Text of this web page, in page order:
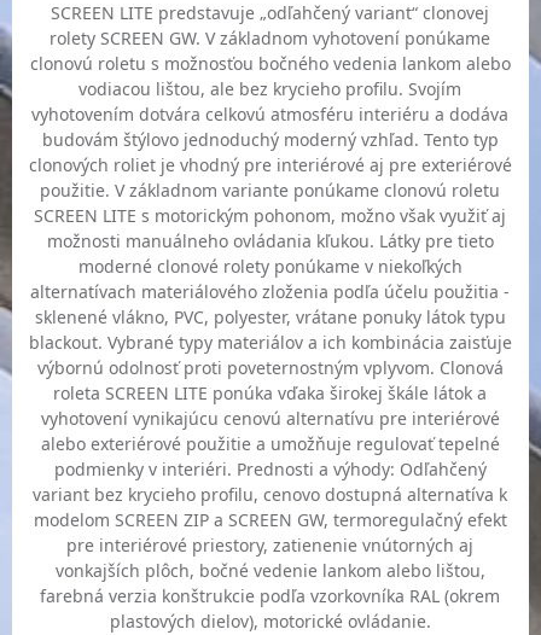
SCREEN LITE predstavuje „odľahčený variant“ clonovej
rolety SCREEN GW. V základnom vyhotovení ponúkame
clonovú roletu s možnosťou bočného vedenia lankom alebo
vodiacou lištou, ale bez krycieho profilu. Svojím
vyhotovením dotvára celkovú atmosféru interiéru a dodáva
budovám štýlovo jednoduchý moderný vzhľad. Tento typ
clonových roliet je vhodný pre interiérové aj pre exteriérové
použitie. V základnom variante ponúkame clonovú roletu
SCREEN LITE s motorickým pohonom, možno však využiť aj
možnosti manuálneho ovládania kľukou. Látky pre tieto
moderné clonové rolety ponúkame v niekoľkých
alternatívach materiálového zloženia podľa účelu použitia -
sklenené vlákno, PVC, polyester, vrátane ponuky látok typu
blackout. Vybrané typy materiálov a ich kombinácia zaisťuje
výbornú odolnosť proti poveternostným vplyvom. Clonová
roleta SCREEN LITE ponúka vďaka širokej škále látok a
vyhotovení vynikajúcu cenovú alternatívu pre interiérové
alebo exteriérové použitie a umožňuje regulovať tepelné
podmienky v interiéri. Prednosti a výhody: Odľahčený
variant bez krycieho profilu, cenovo dostupná alternatíva k
modelom SCREEN ZIP a SCREEN GW, termoregulačný efekt
pre interiérové priestory, zatienenie vnútorných aj
vonkajších plôch, bočné vedenie lankom alebo lištou,
farebná verzia konštrukcie podľa vzorkovníka RAL (okrem
plastových dielov), motorické ovládanie.